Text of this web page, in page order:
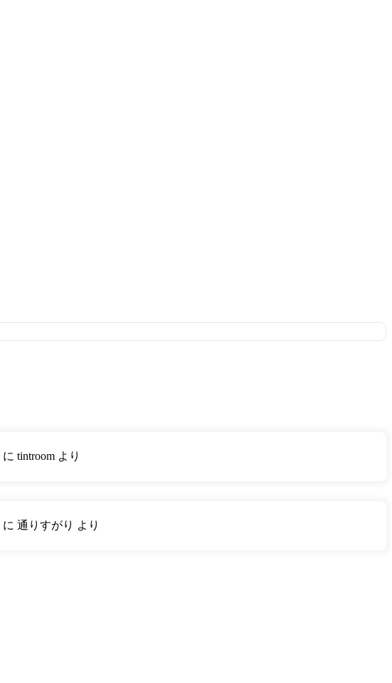
に tintroom より
に 通りすがり より